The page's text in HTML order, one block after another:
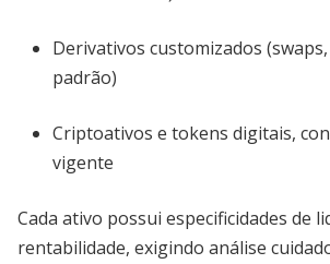
Derivativos customizados
padrão)
Criptoativos e tokens digitais,
vigente
Cada ativo possui especificidades de
rentabilidade, exigindo análise